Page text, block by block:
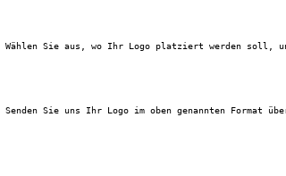
Wählen Sie aus, wo Ihr Logo platziert werden soll,
Senden Sie uns Ihr Logo im oben genannten Format